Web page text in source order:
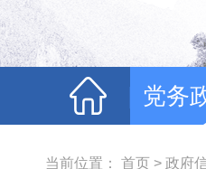
党务
当前位置： 首页 > 政府